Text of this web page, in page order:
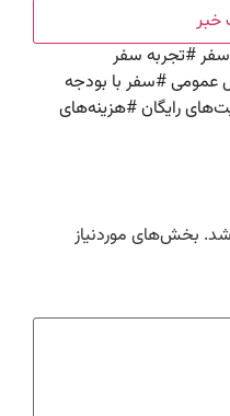
خبر
سفر#تجربه سفر
عمومی#سفر با بودجه
رایگان#هزینه‌های
بخش‌های موردنیاز